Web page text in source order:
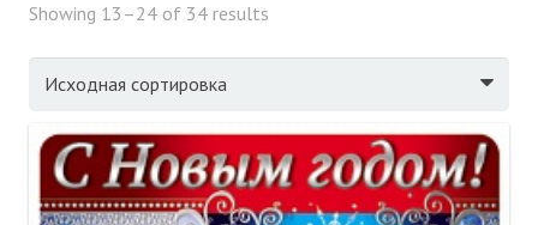
Контакты
Showing 13–24 of 34 results